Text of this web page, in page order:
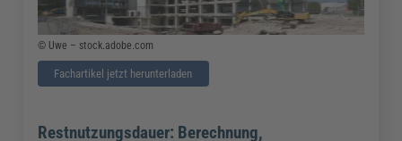
© Uwe – stock.adobe.com
Fachartikel jetzt herunterladen
Restnutzungsdauer: Berechnung,